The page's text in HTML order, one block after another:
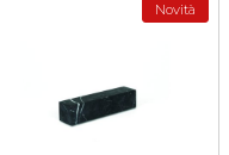
Novità